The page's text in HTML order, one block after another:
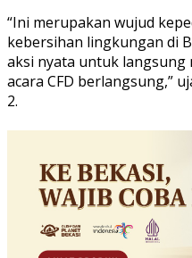
“Ini merupakan wujud
kebersihan lingkungan di
aksi nyata untuk langsung
acara CFD berlangsung,”
2.